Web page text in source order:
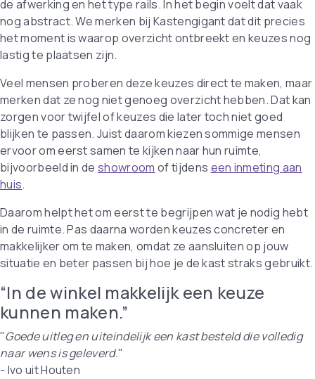
de afwerking en het type rails. In het begin voelt dat vaak
nog abstract. We merken bij Kastengigant dat dit precies
het moment is waarop overzicht ontbreekt en keuzes nog
lastig te plaatsen zijn.
Veel mensen proberen deze keuzes direct te maken, maar
merken dat ze nog niet genoeg overzicht hebben. Dat kan
zorgen voor twijfel of keuzes die later toch niet goed
blijken te passen. Juist daarom kiezen sommige mensen
ervoor om eerst samen te kijken naar hun ruimte,
bijvoorbeeld in deshowroom of tijdens een inmeting aan
huis.
Daarom helpt het om eerst te begrijpen wat je nodig hebt
in de ruimte. Pas daarna worden keuzes concreter en
makkelijker om te maken, omdat ze aansluiten op jouw
situatie en beter passen bij hoe je de kast straks gebruikt.
“In de winkel makkelijk een keuze
kunnen maken.”
"Goede uitleg en uiteindelijk een kast besteld die volledig
naar wens is geleverd."
- Ivo uit Houten